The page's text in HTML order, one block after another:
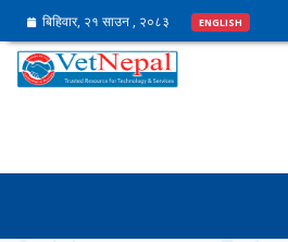
बिहिवार, २१ साउन , २०८३ ENGLISH